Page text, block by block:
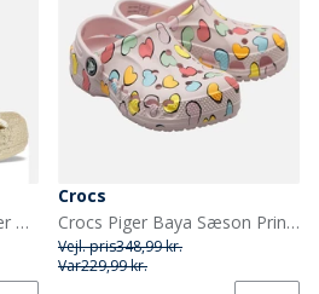
Crocs Børne træsko Winter White
Crocs
Crocs Piger Baya Sæson Printet Træsko Barely Pink
Vejl. pris348,99 kr.
Var229,99 kr.